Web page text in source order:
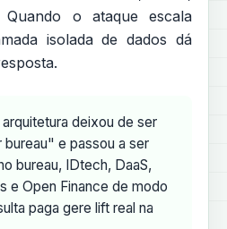
Quando o ataque escala
isolada de dados dá
deixou de ser
bureau" e passou a ser
bureau, IDtech, DaaS,
e Open Finance de modo
paga gere lift real na